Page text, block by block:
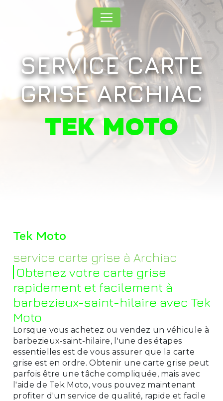
SERVICE CARTE
GRISE ARCHIAC
TEK MOTO
Tek Moto
service carte grise à Archiac
Obtenez votre carte grise
rapidement et facilement à
barbezieux-saint-hilaire avec Tek
Moto
Lorsque vous achetez ou vendez un véhicule à
barbezieux-saint-hilaire, l'une des étapes
essentielles est de vous assurer que la carte
grise est en ordre. Obtenir une carte grise peut
parfois être une tâche compliquée, mais avec
l'aide de Tek Moto, vous pouvez maintenant
profiter d'un service de qualité, rapide et facile
Panneau de gestion des cookies